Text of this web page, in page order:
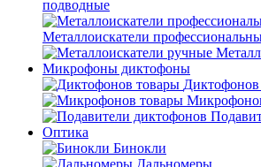
подводные
Металлоискатели
Микрофоны диктофоны
Оптика
Бинокли
Дальномеры